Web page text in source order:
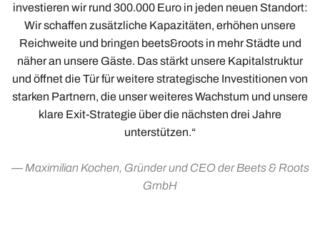
investieren wir rund 300.000 Euro in jeden neuen Standort:
Wir schaffen zusätzliche Kapazitäten, erhöhen unsere
Reichweite und bringen beets&roots in mehr Städte und
näher an unsere Gäste. Das stärkt unsere Kapitalstruktur
und öffnet die Tür für weitere strategische Investitionen von
starken Partnern, die unser weiteres Wachstum und unsere
klare Exit-Strategie über die nächsten drei Jahre
unterstützen.“
Maximilian Kochen, Gründer und CEO der Beets & Roots
GmbH